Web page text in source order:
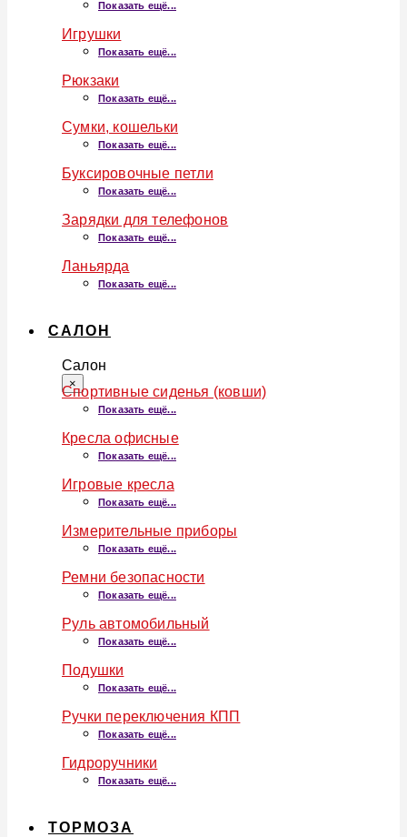
Показать ещё...
Игрушки
Показать ещё...
Рюкзаки
Показать ещё...
Сумки, кошельки
Показать ещё...
Буксировочные петли
Показать ещё...
Зарядки для телефонов
Показать ещё...
Ланьярда
Показать ещё...
САЛОН
Салон
×
Спортивные сиденья (ковши)
Показать ещё...
Кресла офисные
Показать ещё...
Игровые кресла
Показать ещё...
Измерительные приборы
Показать ещё...
Ремни безопасности
Показать ещё...
Руль автомобильный
Показать ещё...
Подушки
Показать ещё...
Ручки переключения КПП
Показать ещё...
Гидроручники
Показать ещё...
ТОРМОЗА